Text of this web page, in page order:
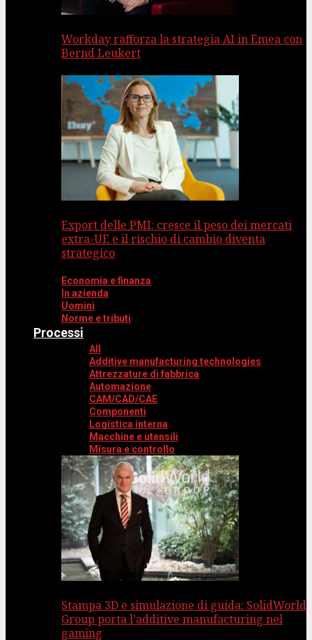
Workday rafforza la strategia AI in Emea con
Bernd Leukert
Export delle PMI: cresce il peso dei mercati
extra-UE e il rischio di cambio diventa
strategico
Economia e finanza
In azienda
Uomini
Norme e tributi
Processi
All
Additive manufacturing technologies
Attrezzature di fabbrica
Automazione
CAM/CAD/CAE
Componenti
Logistica interna
Macchine e utensili
Misura e controllo
Stampa 3D e simulazione di guida: SolidWorld
Group porta l’additive manufacturing nel
gaming